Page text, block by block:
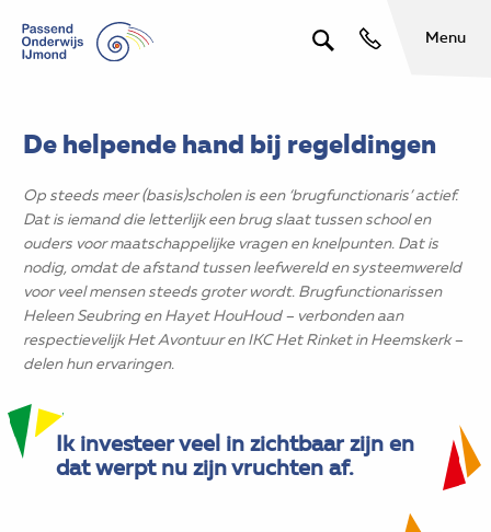
Menu
De helpende hand bij regeldingen
Op steeds meer (basis)scholen is een ‘brugfunctionaris’ actief.
Dat is iemand die letterlijk een brug slaat tussen school en
ouders voor maatschappelijke vragen en knelpunten. Dat is
nodig, omdat de afstand tussen leefwereld en systeemwereld
voor veel mensen steeds groter wordt. Brugfunctionarissen
Heleen Seubring en Hayet HouHoud – verbonden aan
respectievelijk Het Avontuur en IKC Het Rinket in Heemskerk –
delen hun ervaringen.
Ik investeer veel in zichtbaar zijn en
dat werpt nu zijn vruchten af.